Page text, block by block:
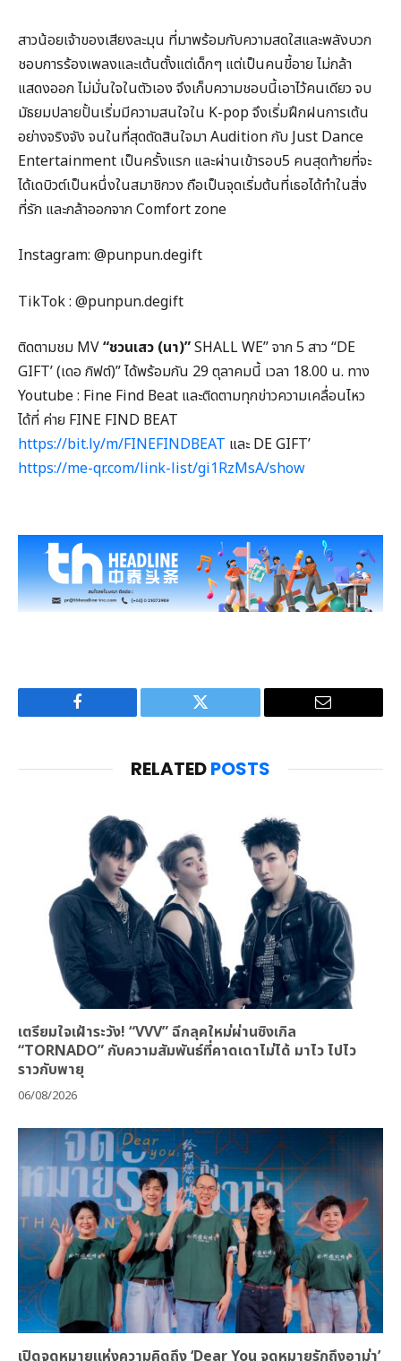
สาวน้อยเจ้าของเสียงละมุน ที่มาพร้อมกับความสดใสและพลังบวก
ชอบการร้องเพลงและเต้นตั้งแต่เด็กๆ แต่เป็นคนขี้อาย ไม่กล้า
แสดงออก ไม่มั่นใจในตัวเอง จึงเก็บความชอบนี้เอาไว้คนเดียว จบ
มัธยมปลายปั้นเริ่มมีความสนใจใน K-pop จึงเริ่มฝึกฝนการเต้น
อย่างจริงจัง จนในที่สุดตัดสินใจมา Audition กับ Just Dance
Entertainment เป็นครั้งแรก และผ่านเข้ารอบ5 คนสุดท้ายที่จะ
ได้เดบิวต์เป็นหนึ่งในสมาชิกวง ถือเป็นจุดเริ่มต้นที่เธอได้ทำในสิ่ง
ที่รัก และกล้าออกจาก Comfort zone
Instagram: @punpun.degift
TikTok : @punpun.degift
ติดตามชม MV“ชวนเสว (นา)”SHALL WE” จาก 5 สาว “DE
GIFT’ (เดอ กิฟต์)” ได้พร้อมกัน 29 ตุลาคมนี้ เวลา 18.00 น. ทาง
Youtube : Fine Find Beat และติดตามทุกข่าวความเคลื่อนไหว
ได้ที่ ค่าย FINE FIND BEAT
https://bit.ly/m/FINEFINDBEAT และ DE GIFT’
https://me-qr.com/link-list/gi1RzMsA/show
Facebook Twitter Email
RELATEDPOSTS
เตรียมใจเฝ้าระวัง! “VVV” ฉีกลุคใหม่ผ่านซิงเกิล
“TORNADO” กับความสัมพันธ์ที่คาดเดาไม่ได้ มาไว ไปไว
ราวกับพายุ
06/08/2026
เปิดจดหมายแห่งความคิดถึง ‘Dear You จดหมายรักถึงอาม่า’